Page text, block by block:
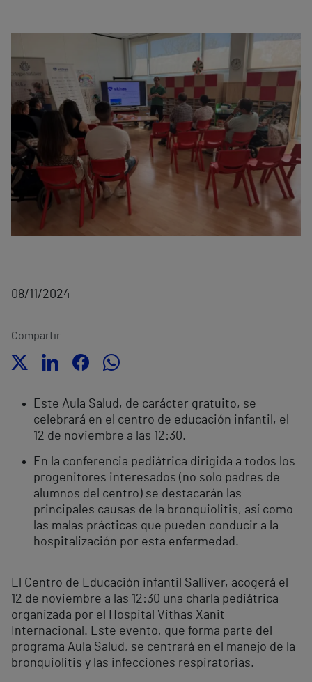
08/11/2024
Compartir
Este Aula Salud, de carácter gratuito, se
celebrará en el centro de educación infantil, el
12 de noviembre a las 12:30.
En la conferencia pediátrica dirigida a todos los
progenitores interesados (no solo padres de
alumnos del centro) se destacarán las
principales causas de la bronquiolitis, así como
las malas prácticas que pueden conducir a la
hospitalización por esta enfermedad.
El Centro de Educación infantil Salliver, acogerá el
12 de noviembre a las 12:30 una charla pediátrica
organizada por el Hospital Vithas Xanit
Internacional. Este evento, que forma parte del
programa Aula Salud, se centrará en el manejo de la
bronquiolitis y las infecciones respiratorias.